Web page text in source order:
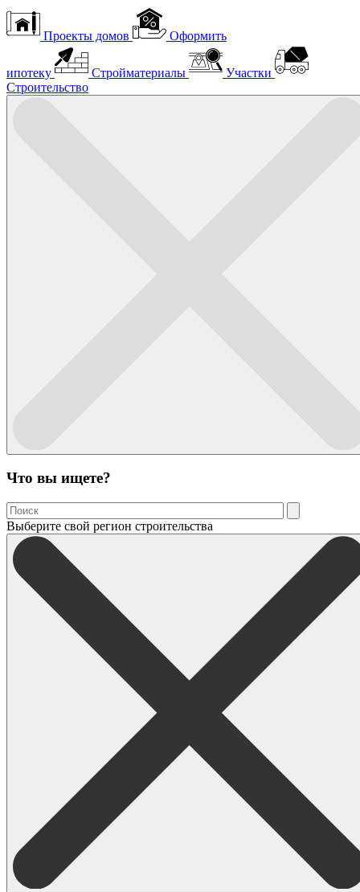
Проекты домов Оформить
ипотеку Стройматериалы
Участки
Строительство
Что вы ищете?
Выберите свой регион строительства